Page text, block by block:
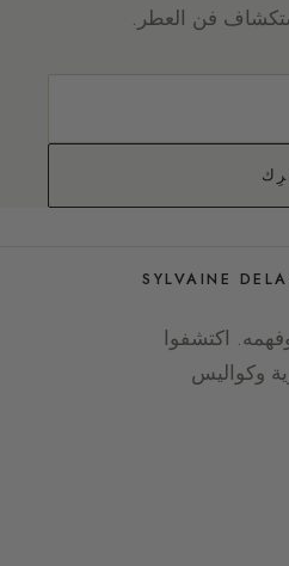
فن العطر.
اكتشفوا
وكواليس